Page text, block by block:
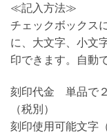
≪記入方法≫
チェックボックス
に、大文字、小文
印できます。自動
刻印代金 単品で
（税別）
刻印使用可能文字